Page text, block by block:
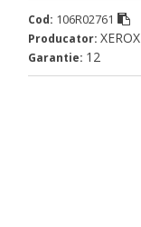
Cod: 106R02761
Producator: XEROX
Garantie: 12